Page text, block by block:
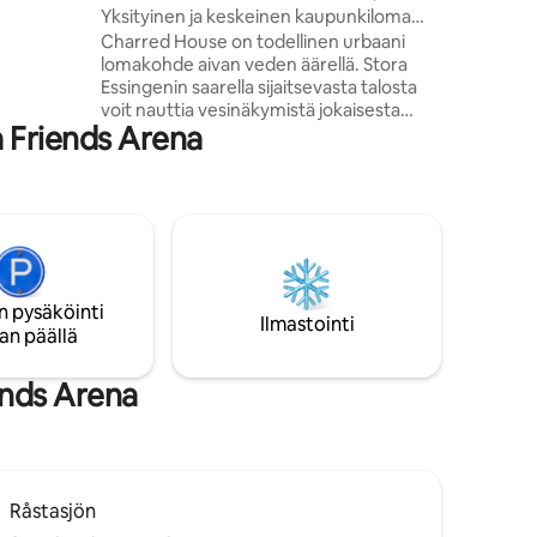
Yksityinen ja keskeinen kaupunkiloma
paikka veden äärellä
Charred House on todellinen urbaani
lomakohde aivan veden äärellä. Stora
Essingenin saarella sijaitsevasta talosta
voit nauttia vesinäkymistä jokaisesta
huoneesta Talon on suunnitellut ja
rakentanut arkkitehti ja
luonnonmateriaaleja ja Mattiaksen
suunnittelemia huonekaluja. Sijainti
puiden latvustojen keskellä tarjoaa
rauhallisen kokemuksen, mutta silti vain
kaupunkielämästä.
Arena
pysäköinti
päällä
Ilmastointi
Arena
Råstasjön